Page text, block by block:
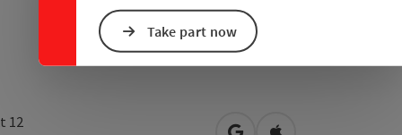
Take part now
12